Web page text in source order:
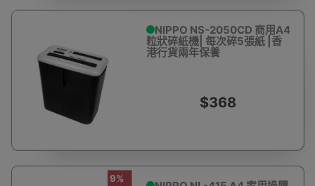
NIPPO NS-2050CD 商用A4
粒狀碎紙機| 每次碎5張紙 |香
港行貨兩年保養
$368
9%